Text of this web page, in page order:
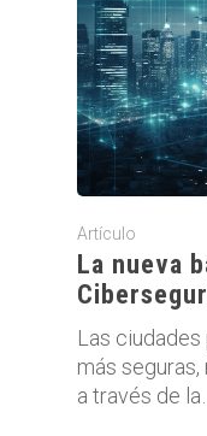
Artículo
La nueva
Las
más
a través de la…